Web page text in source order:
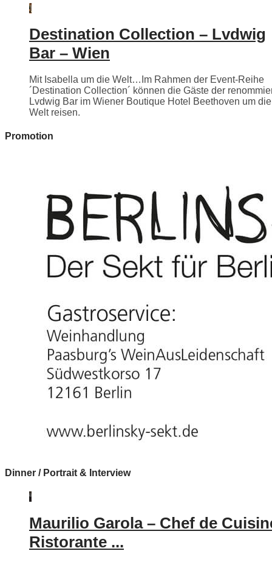
Destination Collection – Lvdwig
Bar – Wien
Mit Isabella um die Welt…Im Rahmen der Event-Reihe
´Destination Collection´ können die Gäste der
Lvdwig Bar im Wiener Boutique Hotel Beethoven um die
Welt reisen.
Promotion
Dinner / Portrait & Interview
Maurilio Garola – Chef de
Ristorante ...